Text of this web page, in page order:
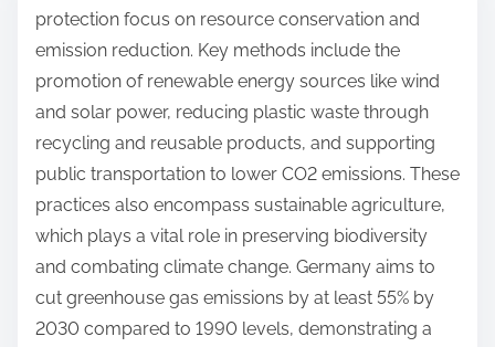
protection focus on resource conservation and
emission reduction. Key methods include the
promotion of renewable energy sources like wind
and solar power, reducing plastic waste through
recycling and reusable products, and supporting
public transportation to lower CO2 emissions. These
practices also encompass sustainable agriculture,
which plays a vital role in preserving biodiversity
and combating climate change. Germany aims to
cut greenhouse gas emissions by at least 55% by
2030 compared to 1990 levels, demonstrating a